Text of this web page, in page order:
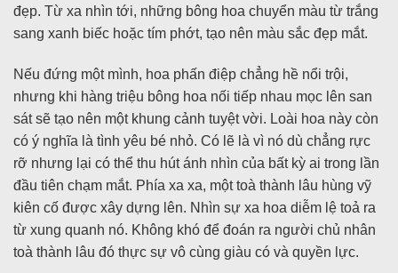
đẹp. Từ xa nhìn tới, những bông hoa chuyển màu từ trắng
sang xanh biếc hoặc tím phớt, tạo nên màu sắc đẹp mắt.
Nếu đứng một mình, hoa phấn điệp chẳng hề nổi trội,
nhưng khi hàng triệu bông hoa nối tiếp nhau mọc lên san
sát sẽ tạo nên một khung cảnh tuyệt vời. Loài hoa này còn
có ý nghĩa là tình yêu bé nhỏ. Có lẽ là vì nó dù chẳng rực
rỡ nhưng lại có thể thu hút ánh nhìn của bất kỳ ai trong lần
đầu tiên chạm mắt. Phía xa xa, một toà thành lâu hùng vỹ
kiên cố được xây dựng lên. Nhìn sự xa hoa diễm lệ toả ra
từ xung quanh nó. Không khó để đoán ra người chủ nhân
toà thành lâu đó thực sự vô cùng giàu có và quyền lực.